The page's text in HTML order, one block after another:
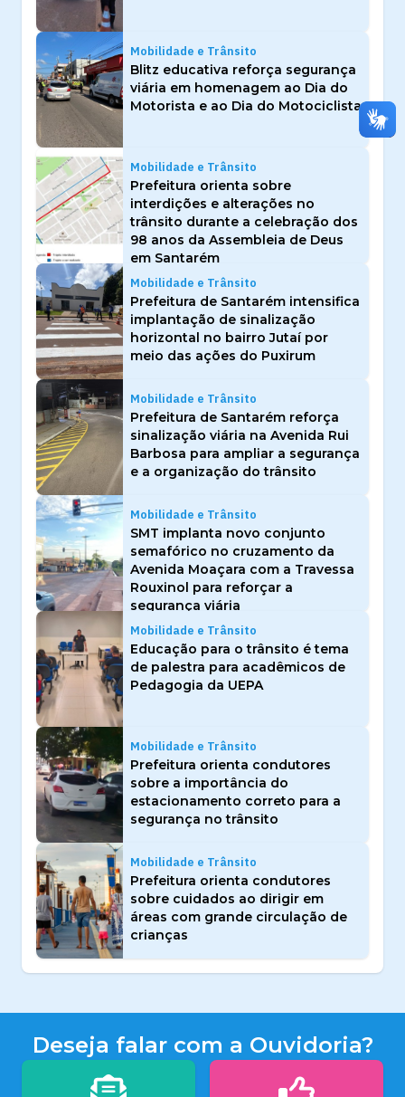
Mobilidade e Trânsito
Blitz educativa reforça segurança
viária em homenagem ao Dia do
Motorista e ao Dia do Motociclista
Mobilidade e Trânsito
Prefeitura orienta sobre
interdições e alterações no
trânsito durante a celebração dos
98 anos da Assembleia de Deus
em Santarém
Mobilidade e Trânsito
Prefeitura de Santarém intensifica
implantação de sinalização
horizontal no bairro Jutaí por
meio das ações do Puxirum
Mobilidade e Trânsito
Prefeitura de Santarém reforça
sinalização viária na Avenida Rui
Barbosa para ampliar a segurança
e a organização do trânsito
Mobilidade e Trânsito
SMT implanta novo conjunto
semafórico no cruzamento da
Avenida Moaçara com a Travessa
Rouxinol para reforçar a
segurança viária
Mobilidade e Trânsito
Educação para o trânsito é tema
de palestra para acadêmicos de
Pedagogia da UEPA
Mobilidade e Trânsito
Prefeitura orienta condutores
sobre a importância do
estacionamento correto para a
segurança no trânsito
Mobilidade e Trânsito
Prefeitura orienta condutores
sobre cuidados ao dirigir em
áreas com grande circulação de
crianças
Deseja falar com a Ouvidoria?